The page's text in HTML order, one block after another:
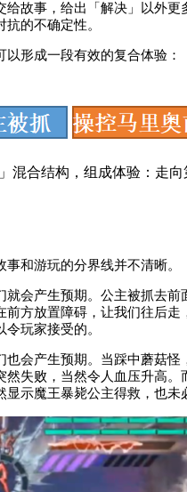
给故事，给出「解决」以外更
的不确定性。
以形成一段有效的复合体验：
混合结构，组成体验：走向
事和游玩的分界线并不清晰。
就会产生预期。公主被抓去前
前方放置障碍，让我们往后走
玩家接受的。
也会产生预期。当踩中蘑菇怪
然失败，当然令人血压升高。
示魔王暴毙公主得救，也未